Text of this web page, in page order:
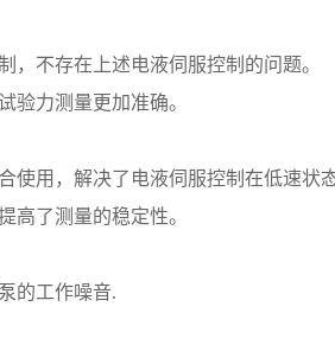
，不存在上述电液伺服控制的问题。
验力测量更加准确。
使用，解决了电液伺服控制在低速状
高了测量的稳定性。
的工作噪音.